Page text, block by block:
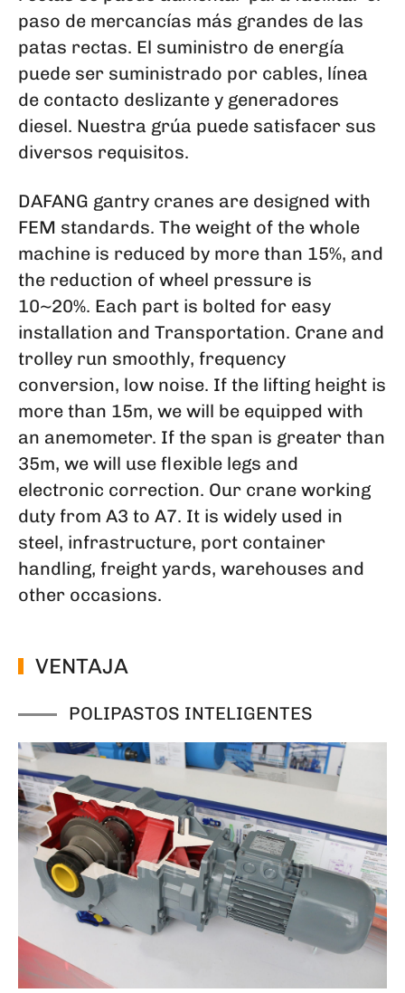
paso de mercancías más grandes de las
patas rectas. El suministro de energía
puede ser suministrado por cables, línea
de contacto deslizante y generadores
diesel. Nuestra grúa puede satisfacer sus
diversos requisitos.
DAFANG gantry cranes are designed with
FEM standards. The weight of the whole
machine is reduced by more than 15%, and
the reduction of wheel pressure is
10~20%. Each part is bolted for easy
installation and Transportation. Crane and
trolley run smoothly, frequency
conversion, low noise. If the lifting height is
more than 15m, we will be equipped with
an anemometer. If the span is greater than
35m, we will use flexible legs and
electronic correction. Our crane working
duty from A3 to A7. It is widely used in
steel, infrastructure, port container
handling, freight yards, warehouses and
other occasions.
VENTAJA
POLIPASTOS INTELIGENTES